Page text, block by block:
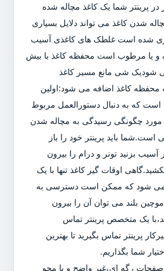
در پرینتر شما یک کاغذ مچاله شده
شدن کاغذ می تواند دلایل بسیاری
شده است غلطک های کاغذی آسیب
و یا مرطوب است محفظه کاغذ با بیش
شودیک شی مانع مسیر کاغذ
محفظه کاغذ اضافه می شود:اولین
است که به دنبال دستورالعمل مربوط
مورد چگونگی رسیدگی به مچاله شدن
است.شما باید پرینتر خود را باز
آسیب بزنید تونر و درام را بیرون
اوقات گیر کاغذ تنها با یک
می شود که ممکن است دسترسی به
بلند می توان آن را بیرون
یک متخصص پرینتر تماس
پرینتر تماس بگیرید تا بهترین
شما بگذاریم.
صفحات رگه ای،غیر واضح و یا محو